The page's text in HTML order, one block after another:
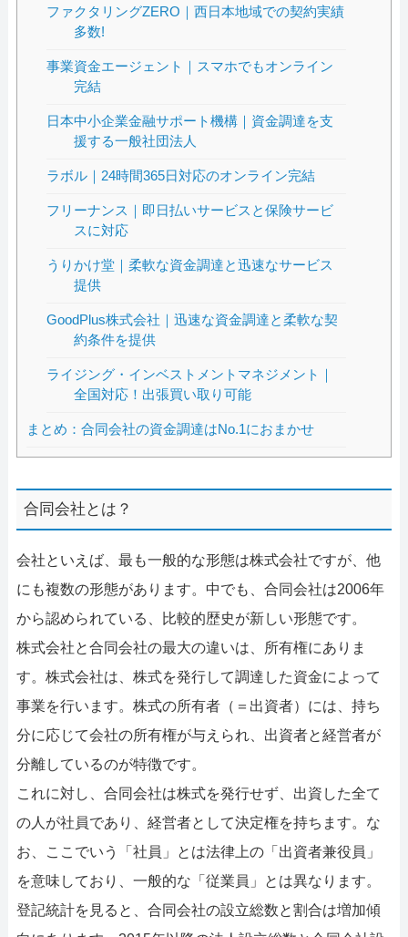
ファクタリングZERO｜西日本地域での契約実績
多数!
事業資金エージェント｜スマホでもオンライン
完結
日本中小企業金融サポート機構｜資金調達を支
援する一般社団法人
ラボル｜24時間365日対応のオンライン完結
フリーナンス｜即日払いサービスと保険サービ
スに対応
うりかけ堂｜柔軟な資金調達と迅速なサービス
提供
GoodPlus株式会社｜迅速な資金調達と柔軟な契
約条件を提供
ライジング・インベストメントマネジメント｜
全国対応！出張買い取り可能
まとめ：合同会社の資金調達はNo.1におまかせ
合同会社とは？
会社といえば、最も一般的な形態は株式会社ですが、他
にも複数の形態があります。中でも、合同会社は2006年
から認められている、比較的歴史が新しい形態です。
株式会社と合同会社の最大の違いは、所有権にありま
す。株式会社は、株式を発行して調達した資金によって
事業を行います。株式の所有者（＝出資者）には、持ち
分に応じて会社の所有権が与えられ、出資者と経営者が
分離しているのが特徴です。
これに対し、合同会社は株式を発行せず、出資した全て
の人が社員であり、経営者として決定権を持ちます。な
お、ここでいう「社員」とは法律上の「出資者兼役員」
を意味しており、一般的な「従業員」とは異なります。
登記統計を見ると、合同会社の設立総数と割合は増加傾